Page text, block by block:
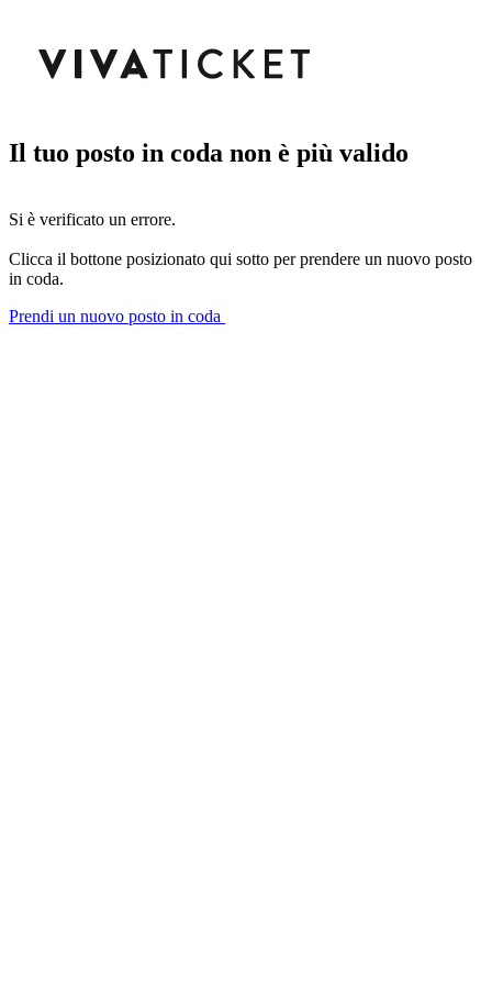
Il tuo posto in coda non è più valido
Si è verificato un errore.
Clicca il bottone posizionato qui sotto per prendere un nuovo posto
in coda.
Prendi un nuovo posto in coda